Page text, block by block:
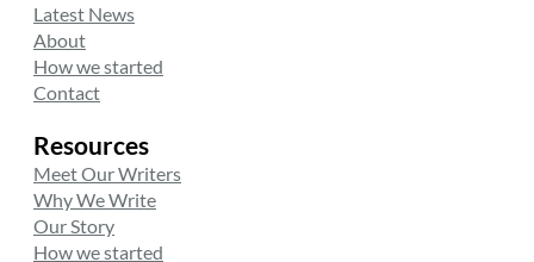
Latest News
About
How we started
Contact
Resources
Meet Our Writers
Why We Write
Our Story
How we started